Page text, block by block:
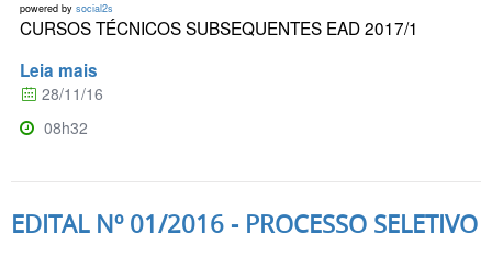
powered by social2s
CURSOS TÉCNICOS SUBSEQUENTES EAD 2017/1
Leia mais
28/11/16
08h32
EDITAL Nº 01/2016 - PROCESSO SELETIVO